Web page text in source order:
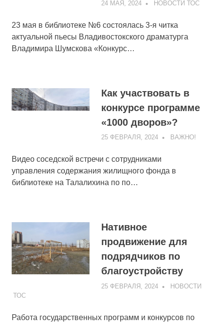
24 МАЯ, 2024 ADMIN
НОВОСТИ ТОС
23 мая в библиотеке №6 состоялась 3-я читка
актуальной пьесы Владивостокского драматурга
Владимира Шумскова «Конкурс…
Как участвовать в
конкурсе программе
«1000 дворов»?
25 ФЕВРАЛЯ, 2024 ADMIN
ВАЖНО!
Видео соседской встречи с сотрудниками
управления содержания жилищного фонда в
библиотеке на Талалихина по по…
Нативное
продвижение для
подрядчиков по
благоустройству
25 ФЕВРАЛЯ, 2024 ADMIN
НОВОСТИ
ТОС
Работа государственных программ и конкурсов по